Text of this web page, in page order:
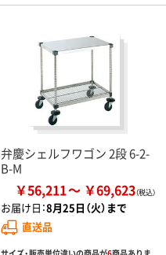
弁慶シェルフワゴン 2段 6-2-
B-M
￥56,211 ￥69,623
お届け日：8月25日（火）まで
直送品